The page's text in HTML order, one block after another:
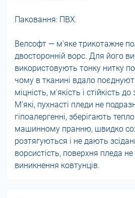
Паковання: ПВХ.
Велсофт — м'яке трикотажне
двосторонній ворс. Для його
використовують тонку нитку
чому в тканині вдало
міцність, м'якість і стійкість
М'які, пухнасті пледи не
гіпоалергенні, зберігають
машинному пранню, швидко
розтягуються і не дають
ворсистість, поверхня пледа
виникнення ковтунців.